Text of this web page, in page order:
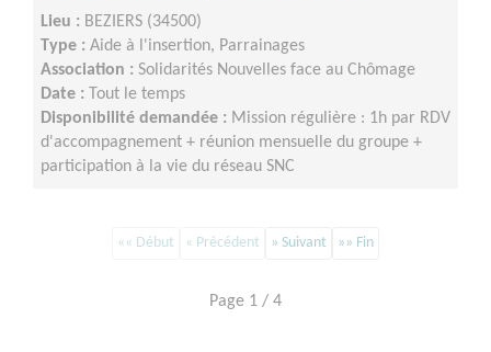
Lieu : BEZIERS (34500)
Type : Aide à l'insertion, Parrainages
Association : Solidarités Nouvelles face au Chômage
Date :
Tout le temps
Disponibilité demandée : Mission régulière : 1h par RDV
d'accompagnement + réunion mensuelle du groupe +
participation à la vie du réseau SNC
«« Début « Précédent » Suivant »» Fin
Page 1 / 4